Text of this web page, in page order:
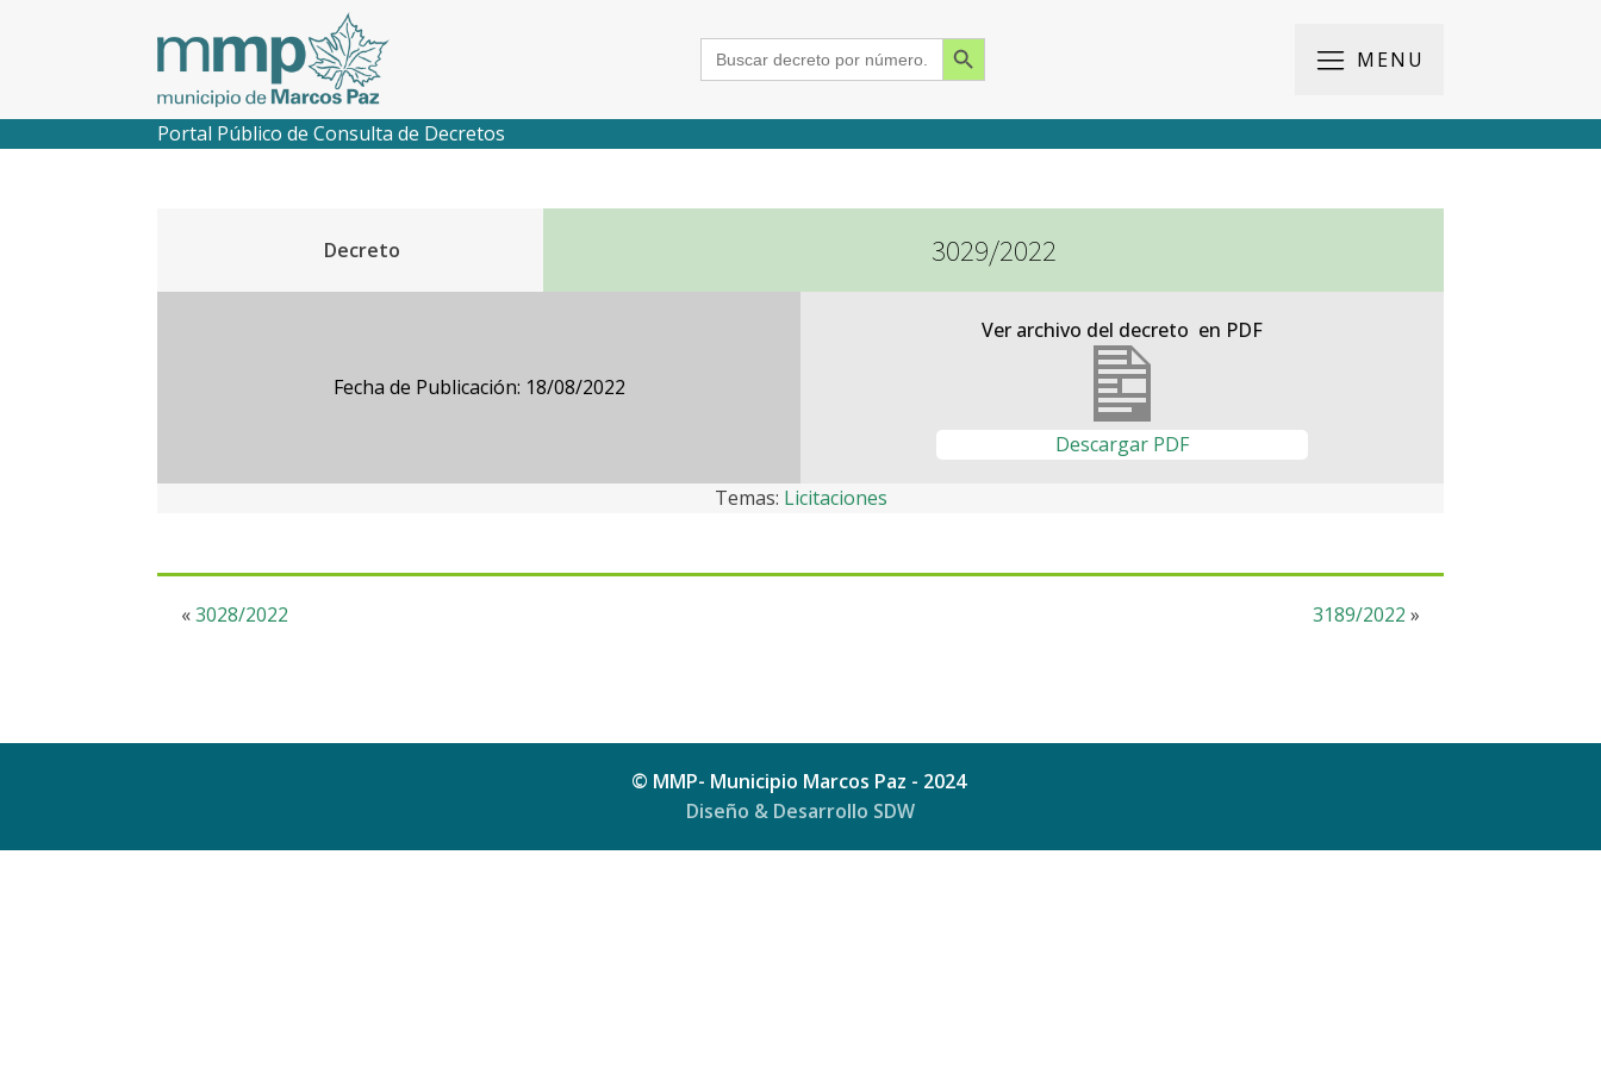
Search
for:
Search Button
MENU
2018
2017
2016
2015
Portal Público de Consulta de Decretos
Decreto 3029/2022
Fecha de Publicación: 18/08/2022
Ver archivo del decreto en PDF
Descargar PDF
Temas: Licitaciones
«3028/2022 3189/2022 »
© MMP- Municipio Marcos Paz - 2024
Diseño & Desarrollo SDW